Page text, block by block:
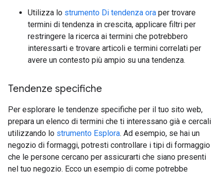
Utilizza lo strumento Di tendenza ora per trovare
termini di tendenza in crescita, applicare filtri per
restringere la ricerca ai termini che potrebbero
interessarti e trovare articoli e termini correlati per
avere un contesto più ampio su una tendenza.
Tendenze specifiche
Per esplorare le tendenze specifiche per il tuo sito web,
prepara un elenco di termini che ti interessano già e cercali
utilizzando lo strumento Esplora. Ad esempio, se hai un
negozio di formaggi, potresti controllare i tipi di formaggio
che le persone cercano per assicurarti che siano presenti
nel tuo negozio. Ecco un esempio di come potrebbe